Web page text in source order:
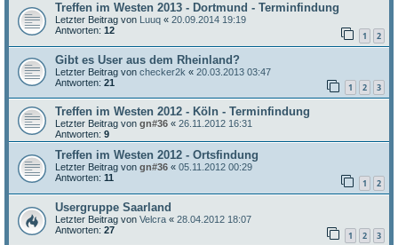
Treffen im Westen 2013 - Dortmund - Terminfindung
Letzter Beitrag von Luuq « 20.09.2014 19:19
Antworten: 12 1 2
Gibt es User aus dem Rheinland?
Letzter Beitrag von checker2k « 20.03.2013 03:47
Antworten: 21 1 2 3
Treffen im Westen 2012 - Köln - Terminfindung
Letzter Beitrag von gn#36 « 26.11.2012 16:31
Antworten: 9
Treffen im Westen 2012 - Ortsfindung
Letzter Beitrag von gn#36 « 05.11.2012 00:29
Antworten: 11 1 2
Usergruppe Saarland
Letzter Beitrag von Velcra « 28.04.2012 18:07
Antworten: 27 1 2 3